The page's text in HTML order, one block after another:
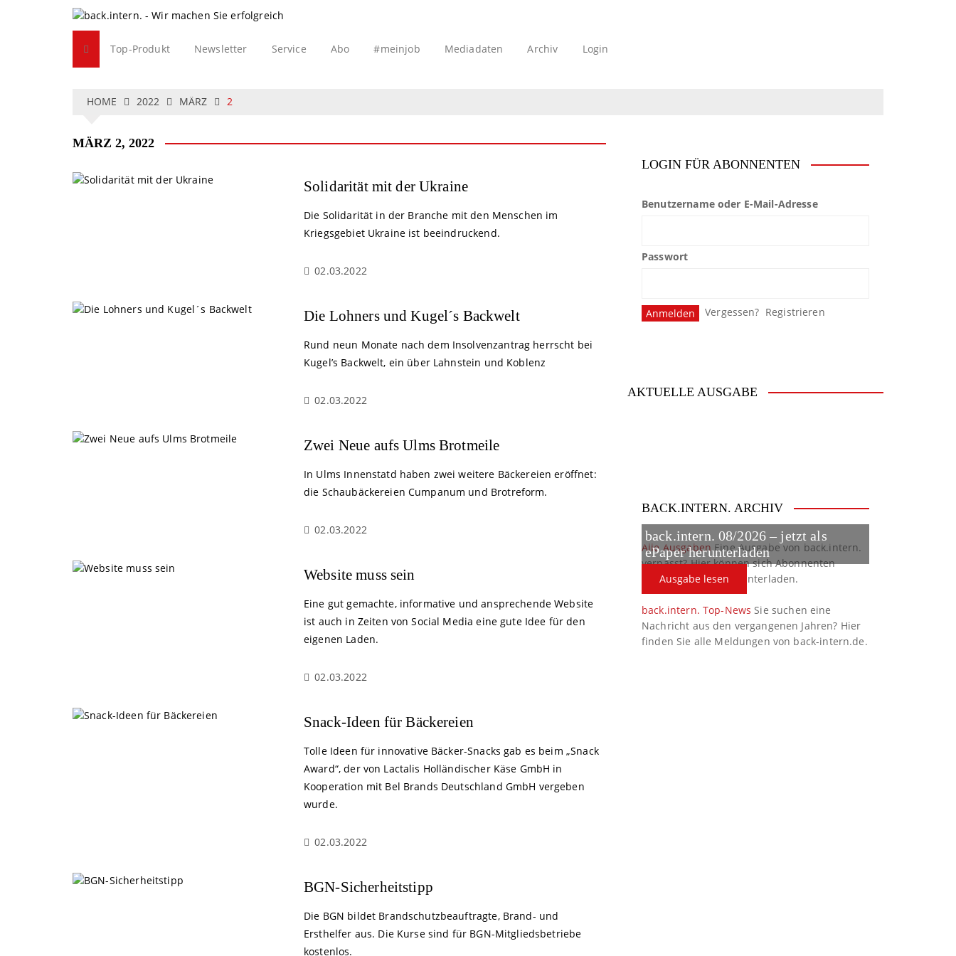
Top-Produkt Newsletter Service Abo #meinjob Mediadaten Archiv Login
HOME 2022 MÄRZ 2
MÄRZ 2, 2022
Solidarität mit der Ukraine
Die Solidarität in der Branche mit den Menschen im
Kriegsgebiet Ukraine ist beeindruckend.
02.03.2022
Die Lohners und Kugel´s Backwelt
Rund neun Monate nach dem Insolvenzantrag herrscht bei
Kugel’s Backwelt, ein über Lahnstein und Koblenz
02.03.2022
Zwei Neue aufs Ulms Brotmeile
In Ulms Innenstatd haben zwei weitere Bäckereien eröffnet:
die Schaubäckereien Cumpanum und Brotreform.
02.03.2022
Website muss sein
Eine gut gemachte, informative und ansprechende Website
ist auch in Zeiten von Social Media eine gute Idee für den
eigenen Laden.
02.03.2022
Snack-Ideen für Bäckereien
Tolle Ideen für innovative Bäcker-Snacks gab es beim „Snack
Award“, der von Lactalis Holländischer Käse GmbH in
Kooperation mit Bel Brands Deutschland GmbH vergeben
wurde.
02.03.2022
BGN-Sicherheitstipp
Die BGN bildet Brandschutzbeauftragte, Brand- und
Ersthelfer aus. Die Kurse sind für BGN-Mitgliedsbetriebe
kostenlos.
LOGIN FÜR ABONNENTEN
Benutzername oder E-Mail-Adresse
Passwort
Vergessen? Registrieren
AKTUELLE AUSGABE
back.intern. 08/2026 – jetzt als
ePaper herunterladen
Ausgabe lesen
BACK.INTERN. ARCHIV
Alle AusgabenEine Ausgabe von back.intern.
verpasst? Hier können sich Abonnenten
ältere Ausgaben herunterladen.
back.intern. Top-News Sie suchen eine
Nachricht aus den vergangenen Jahren? Hier
finden Sie alle Meldungen von back-intern.de.